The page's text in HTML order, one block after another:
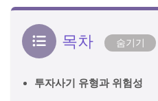
목차 숨기기
투자사기 유형과 위험성